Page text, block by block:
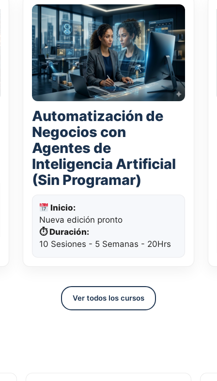
Automatización de
Negocios con
Agentes de
Inteligencia Artificial
(Sin Programar)
Inicio:
Nueva edición pronto
⏱ Duración:
10 Sesiones - 5 Semanas - 20Hrs
Ver todos los cursos